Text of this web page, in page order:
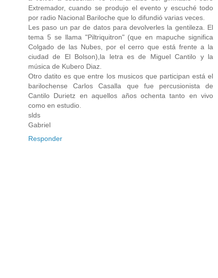
Extremador, cuando se produjo el evento y escuché todo
por radio Nacional Bariloche que lo difundió varias veces.
Les paso un par de datos para devolverles la gentileza. El
tema 5 se llama "Piltriquitron" (que en mapuche significa
Colgado de las Nubes, por el cerro que está frente a la
ciudad de El Bolson),la letra es de Miguel Cantilo y la
música de Kubero Diaz.
Otro datito es que entre los musicos que participan está el
barilochense Carlos Casalla que fue percusionista de
Cantilo Durietz en aquellos años ochenta tanto en vivo
como en estudio.
slds
Gabriel
Responder